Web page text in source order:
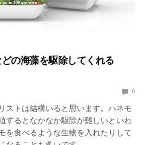
の海藻を駆除してくれる
0
ストは結構いると思います。ハネモ
するとなかなか駆除が難しいといわ
を食べるような生物を入れたりして